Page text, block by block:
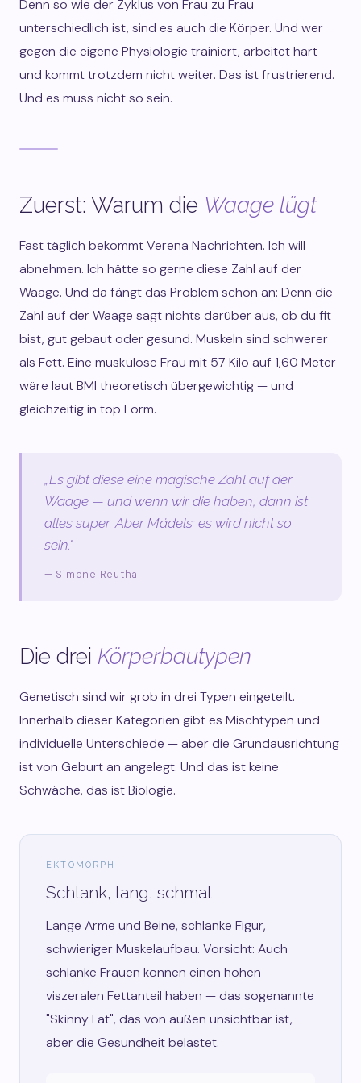
Denn so wie der Zyklus von Frau zu Frau
unterschiedlich ist, sind es auch die Körper. Und wer
gegen die eigene Physiologie trainiert, arbeitet hart —
und kommt trotzdem nicht weiter. Das ist frustrierend.
Und es muss nicht so sein.
Zuerst: Warum die Waage lügt
Fast täglich bekommt Verena Nachrichten. Ich will
abnehmen. Ich hätte so gerne diese Zahl auf der
Waage. Und da fängt das Problem schon an: Denn die
Zahl auf der Waage sagt nichts darüber aus, ob du fit
bist, gut gebaut oder gesund. Muskeln sind schwerer
als Fett. Eine muskulöse Frau mit 57 Kilo auf 1,60 Meter
wäre laut BMI theoretisch übergewichtig — und
gleichzeitig in top Form.
„Es gibt diese eine magische Zahl auf der
Waage — und wenn wir die haben, dann ist
alles super. Aber Mädels: es wird nicht so
sein."
— Simone Reuthal
Die drei Körperbautypen
Genetisch sind wir grob in drei Typen eingeteilt.
Innerhalb dieser Kategorien gibt es Mischtypen und
individuelle Unterschiede — aber die Grundausrichtung
ist von Geburt an angelegt. Und das ist keine
Schwäche, das ist Biologie.
EKTOMORPH
Schlank, lang, schmal
Lange Arme und Beine, schlanke Figur,
schwieriger Muskelaufbau. Vorsicht: Auch
schlanke Frauen können einen hohen
viszeralen Fettanteil haben — das sogenannte
"Skinny Fat", das von außen unsichtbar ist,
aber die Gesundheit belastet.